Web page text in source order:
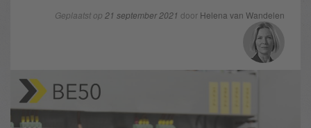
Geplaatst op 21 september 2021 door Helena van Wandelen